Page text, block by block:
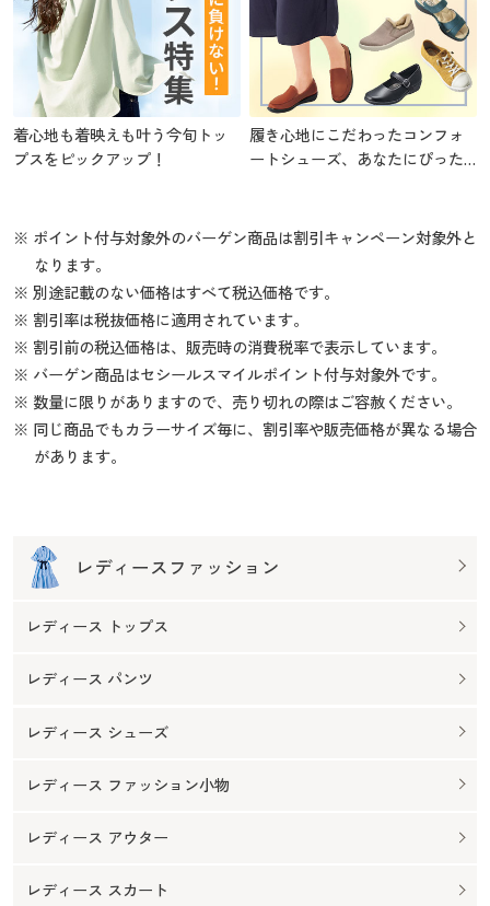
着心地も着映えも叶う今旬トッ
プスをピックアップ！
履き心地にこだわったコンフォ
ートシューズ、あなたにぴった
※ ポイント付与対象外のバーゲン商品は割引キャンペーン対象外と
なります。
※ 別途記載のない価格はすべて税込価格です。
※ 割引率は税抜価格に適用されています。
※ 割引前の税込価格は、販売時の消費税率で表示しています。
※ バーゲン商品はセシールスマイルポイント付与対象外です。
※ 数量に限りがありますので、売り切れの際はご容赦ください。
※ 同じ商品でもカラーサイズ毎に、割引率や販売価格が異なる場合
があります。
レディースファッション
レディース トップス
レディース パンツ
レディース シューズ
レディース ファッション小物
レディース アウター
レディース スカート